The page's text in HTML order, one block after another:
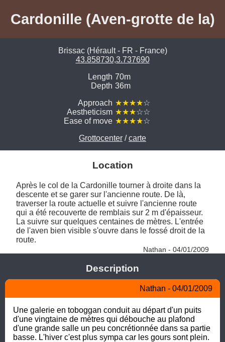
Cardonille (Aven-grotte de la)
Brissac (Hérault - FR - France)
43.858730,3.737690
Length 70m
Depth 36m
Approach ★★★★☆
Aestheticism ★★★☆☆
Ease of move ★★★★☆
Grottocenter /carte
Location
Après le col de la Cardonille tourner à droite dans la
descente et se garer sur l'ancienne route. De là,
traverser la route actuelle et suivre l'ancienne route
qui a été recouverte de remblais sur 2 m d'épaisseur.
La suivre sur quelques centaines de mètres. L'entrée
de l'aven bien visible s'ouvre dans le fossé droit de la
route.
Nathan - 04/01/2009
Description
Nathan - 04/01/2009
Une galerie en toboggan conduit au départ d'un puits
d'une vingtaine de mètres qui débouche au plafond
d'une grande salle un peu concrétionnée dans sa partie
basse. L'hiver c'est plus sympa car les gours sont plein.